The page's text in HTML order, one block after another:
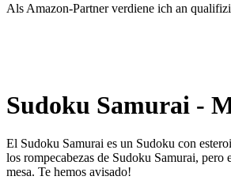
Als Amazon-Partner verdiene ich an
Sudoku Samurai -
El Sudoku Samurai es un Sudoku con
los rompecabezas de Sudoku Samurai,
mesa. Te hemos avisado!